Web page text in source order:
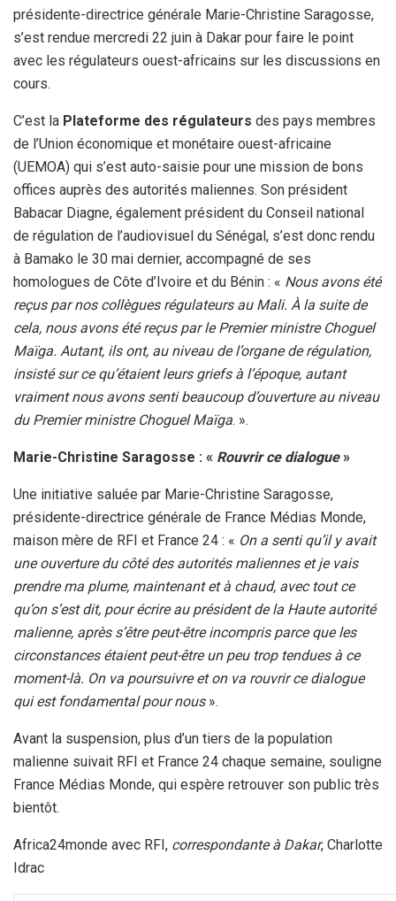
présidente-directrice générale Marie-Christine Saragosse,
s’est rendue mercredi 22 juin à Dakar pour faire le point
avec les régulateurs ouest-africains sur les discussions en
cours.
C’est la Plateforme des régulateurs des pays membres
de l’Union économique et monétaire ouest-africaine
(UEMOA) qui s’est auto-saisie pour une mission de bons
offices auprès des autorités maliennes. Son président
Babacar Diagne, également président du Conseil national
de régulation de l’audiovisuel du Sénégal, s’est donc rendu
à Bamako le 30 mai dernier, accompagné de ses
homologues de Côte d’Ivoire et du Bénin : « Nous avons été
reçus par nos collègues régulateurs au Mali. À la suite de
cela, nous avons été reçus par le Premier ministre Choguel
Maïga. Autant, ils ont, au niveau de l’organe de régulation,
insisté sur ce qu’étaient leurs griefs à l’époque, autant
vraiment nous avons senti beaucoup d’ouverture au niveau
du Premier ministre Choguel Maïga. ».
Marie-Christine Saragosse : « Rouvrir ce dialogue »
Une initiative saluée par Marie-Christine Saragosse,
présidente-directrice générale de France Médias Monde,
maison mère de RFI et France 24 : « On a senti qu’il y avait
une ouverture du côté des autorités maliennes et je vais
prendre ma plume, maintenant et à chaud, avec tout ce
qu’on s’est dit, pour écrire au président de la Haute autorité
malienne, après s’être peut-être incompris parce que les
circonstances étaient peut-être un peu trop tendues à ce
moment-là. On va poursuivre et on va rouvrir ce dialogue
qui est fondamental pour nous».
Avant la suspension, plus d’un tiers de la population
malienne suivait RFI et France 24 chaque semaine, souligne
France Médias Monde, qui espère retrouver son public très
bientôt.
Africa24monde avec RFI, correspondante à Dakar, Charlotte
Idrac